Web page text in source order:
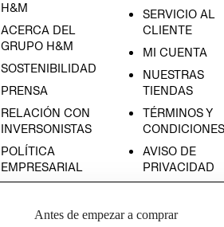
H&M
ACERCA DEL
GRUPO H&M
SOSTENIBILIDAD
PRENSA
RELACIÓN CON
INVERSONISTAS
POLÍTICA
EMPRESARIAL
SERVICIO AL
CLIENTE
MI CUENTA
NUESTRAS
TIENDAS
TÉRMINOS Y
CONDICIONES
AVISO DE
PRIVACIDAD
AVISO DE
Antes de empezar a comprar